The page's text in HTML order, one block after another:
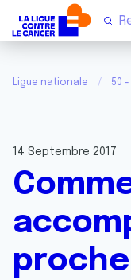
Ligue nationale 50
14 Septembre 2017